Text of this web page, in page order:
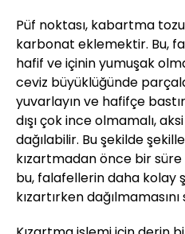
Püf noktası, kabartma tozu
karbonat eklemektir. Bu,
hafif ve içinin yumuşak
ceviz büyüklüğünde
yuvarlayın ve hafifçe
dışı çok ince olmamalı,
dağılabilir. Bu şekilde
kızartmadan önce bir
bu, falafellerin daha kolay
kızartırken